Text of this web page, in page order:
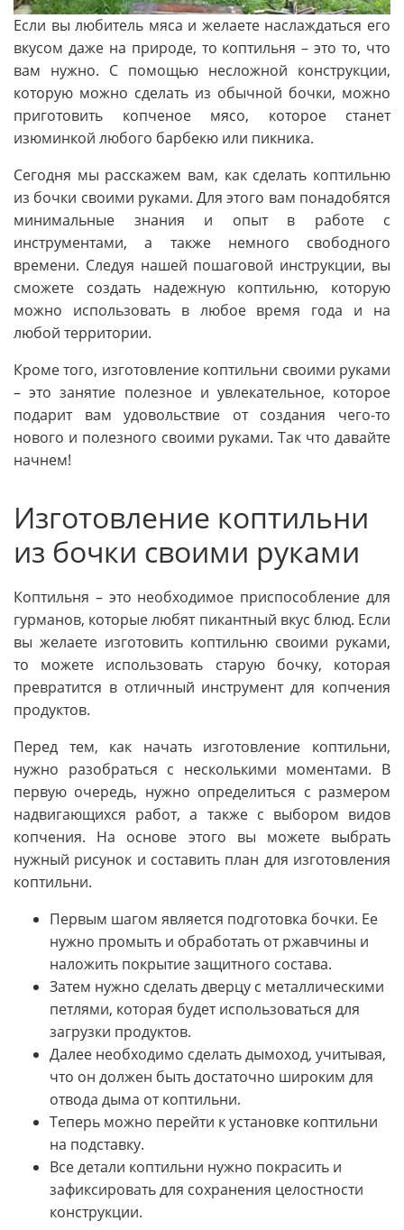
Если вы любитель мяса и желаете наслаждаться его
вкусом даже на природе, то коптильня – это то, что
вам нужно. С помощью несложной конструкции,
которую можно сделать из обычной бочки, можно
приготовить копченое мясо, которое станет
изюминкой любого барбекю или пикника.
Сегодня мы расскажем вам, как сделать коптильню
из бочки своими руками. Для этого вам понадобятся
минимальные знания и опыт в работе с
инструментами, а также немного свободного
времени. Следуя нашей пошаговой инструкции, вы
сможете создать надежную коптильню, которую
можно использовать в любое время года и на
любой территории.
Кроме того, изготовление коптильни своими руками
– это занятие полезное и увлекательное, которое
подарит вам удовольствие от создания чего-то
нового и полезного своими руками. Так что давайте
начнем!
Изготовление коптильни
из бочки своими руками
Коптильня – это необходимое приспособление для
гурманов, которые любят пикантный вкус блюд. Если
вы желаете изготовить коптильню своими руками,
то можете использовать старую бочку, которая
превратится в отличный инструмент для копчения
продуктов.
Перед тем, как начать изготовление коптильни,
нужно разобраться с несколькими моментами. В
первую очередь, нужно определиться с размером
надвигающихся работ, а также с выбором видов
копчения. На основе этого вы можете выбрать
нужный рисунок и составить план для изготовления
коптильни.
Первым шагом является подготовка бочки. Ее
нужно промыть и обработать от ржавчины и
наложить покрытие защитного состава.
Затем нужно сделать дверцу с металлическими
петлями, которая будет использоваться для
загрузки продуктов.
Далее необходимо сделать дымоход, учитывая,
что он должен быть достаточно широким для
отвода дыма от коптильни.
Теперь можно перейти к установке коптильни
на подставку.
Все детали коптильни нужно покрасить и
зафиксировать для сохранения целостности
конструкции.